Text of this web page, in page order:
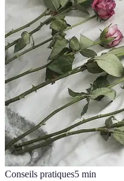
Conseils pratiques5 min